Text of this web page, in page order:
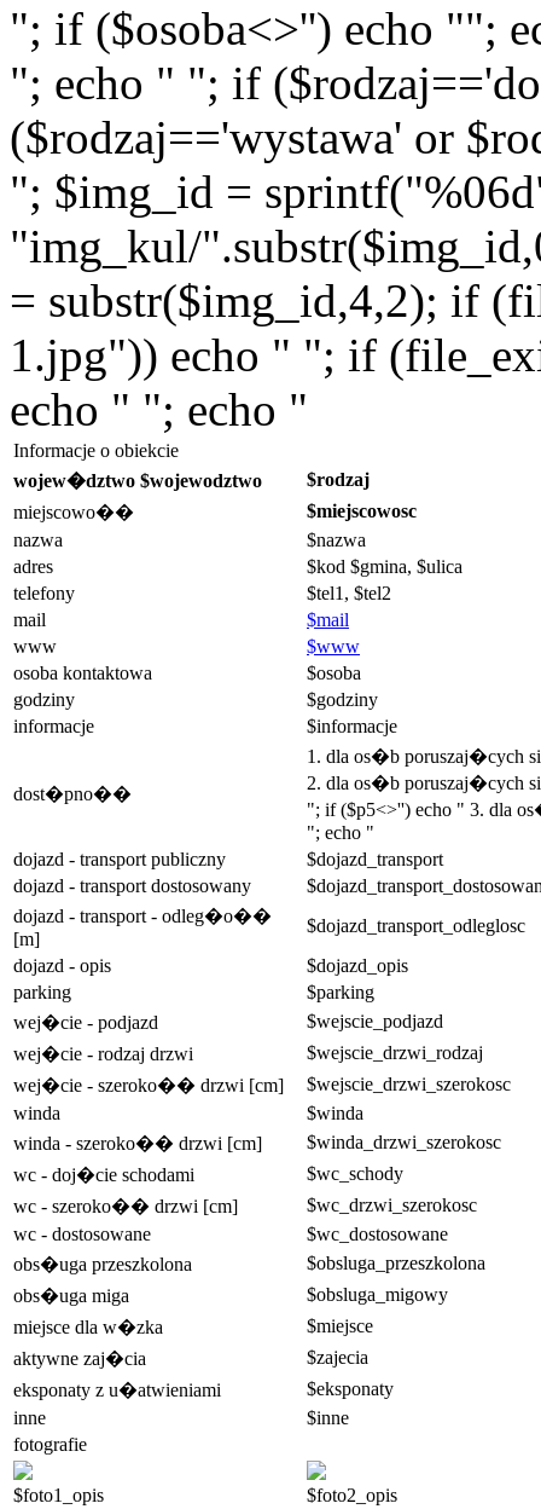
"; if ($osoba<>'') echo "";
"; echo " "; if
($rodzaj=='wystawa' or
"; $img_id =
"img_kul/
= substr($img_id,4,2); if
1.jpg")) echo " "; if
echo " "; echo "
Informacje o obiekcie
wojew�dztwo $wojewodztwo
$rodzaj
miejscowo��
$miejscowosc
nazwa
$nazwa
adres
$kod $gmina, $ulica
telefony
$tel1, $tel2
mail
$mail
www
$www
osoba kontaktowa
$osoba
godziny
$godziny
informacje
$informacje
dost�pno��
1. dla os�b poruszaj�cych
2. dla os�b poruszaj�cych
"; if ($p5<>'') echo " 3. dla
"; echo "
dojazd - transport publiczny
$dojazd_transport
dojazd - transport dostosowany
dojazd - transport - odleg�o��
[m]
$dojazd_transport_odleglosc
dojazd - opis
$dojazd_opis
parking
$parking
wej�cie - podjazd
$wejscie_podjazd
wej�cie - rodzaj drzwi
$wejscie_drzwi_rodzaj
wej�cie - szeroko�� drzwi [cm]
$wejscie_drzwi_szerokosc
winda
$winda
winda - szeroko�� drzwi [cm]
$winda_drzwi_szerokosc
wc - doj�cie schodami
$wc_schody
wc - szeroko�� drzwi [cm]
$wc_drzwi_szerokosc
wc - dostosowane
$wc_dostosowane
obs�uga przeszkolona
$obsluga_przeszkolona
obs�uga miga
$obsluga_migowy
miejsce dla w�zka
$miejsce
aktywne zaj�cia
$zajecia
eksponaty z u�atwieniami
$eksponaty
inne
$inne
fotografie
$foto1_opis $foto2_opis